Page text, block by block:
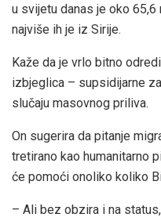
u svijetu danas je oko
najviše ih je iz Sirije.
Kaže da je vrlo bitno
izbjeglica – supsidijarne
slučaju masovnog priliva.
On sugerira da pitanje
tretirano kao humanitarno
će pomoći onoliko koliko
– Ali bez obzira i na